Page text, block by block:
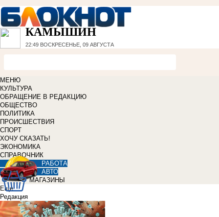
КАМЫШИН
22:49 ВОСКРЕСЕНЬЕ, 09 АВГУСТА
МЕНЮ
КУЛЬТУРА
ОБРАЩЕНИЕ В РЕДАКЦИЮ
ОБЩЕСТВО
ПОЛИТИКА
ПРОИСШЕСТВИЯ
СПОРТ
ХОЧУ СКАЗАТЬ!
ЭКОНОМИКА
СПРАВОЧНИК
РАБОТА
АВТО
МАГАЗИНЫ
Еще
Редакция